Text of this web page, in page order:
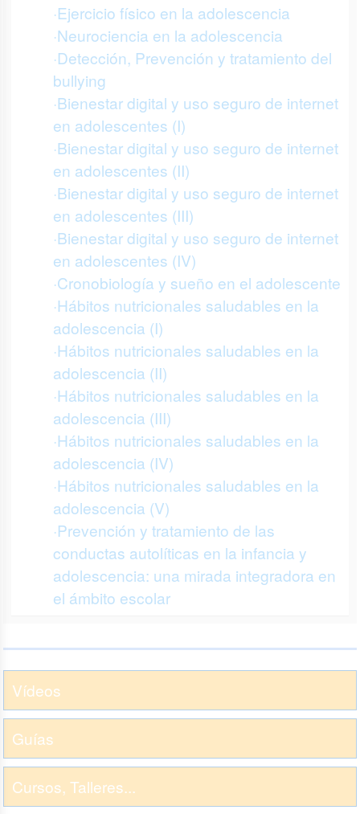
·Ejercicio físico en la adolescencia
·Neurociencia en la adolescencia
·Detección, Prevención y tratamiento del
bullying
·Bienestar digital y uso seguro de internet
en adolescentes (I)
·Bienestar digital y uso seguro de internet
en adolescentes (II)
·Bienestar digital y uso seguro de internet
en adolescentes (III)
·Bienestar digital y uso seguro de internet
en adolescentes (IV)
·Cronobiología y sueño en el adolescente
·Hábitos nutricionales saludables en la
adolescencia (I)
·Hábitos nutricionales saludables en la
adolescencia (II)
·Hábitos nutricionales saludables en la
adolescencia (III)
·Hábitos nutricionales saludables en la
adolescencia (IV)
·Hábitos nutricionales saludables en la
adolescencia (V)
·Prevención y tratamiento de las
conductas autolíticas en la infancia y
adolescencia: una mirada integradora en
el ámbito escolar
Vídeos
Guías
Cursos, Talleres...